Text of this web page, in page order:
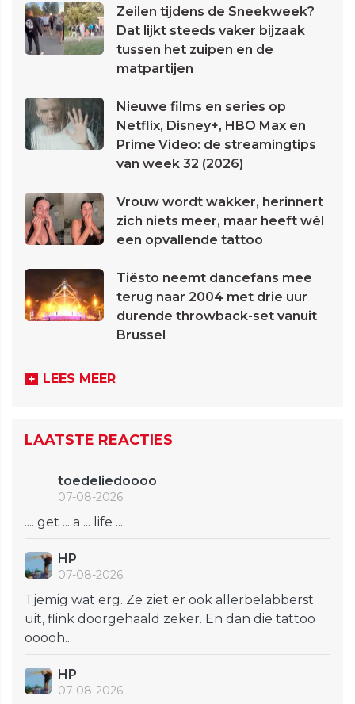
Zeilen tijdens de Sneekweek?
Dat lijkt steeds vaker bijzaak
tussen het zuipen en de
matpartijen
Nieuwe films en series op
Netflix, Disney+, HBO Max en
Prime Video: de streamingtips
van week 32 (2026)
Vrouw wordt wakker, herinnert
zich niets meer, maar heeft wél
een opvallende tattoo
Tiësto neemt dancefans mee
terug naar 2004 met drie uur
durende throwback-set vanuit
Brussel
LEES MEER
LAATSTE REACTIES
toedeliedoooo
07-08-2026
.... get ... a ... life ....
HP
07-08-2026
Tjemig wat erg. Ze ziet er ook allerbelabberst
uit, flink doorgehaald zeker. En dan die tattoo
ooooh...
HP
07-08-2026